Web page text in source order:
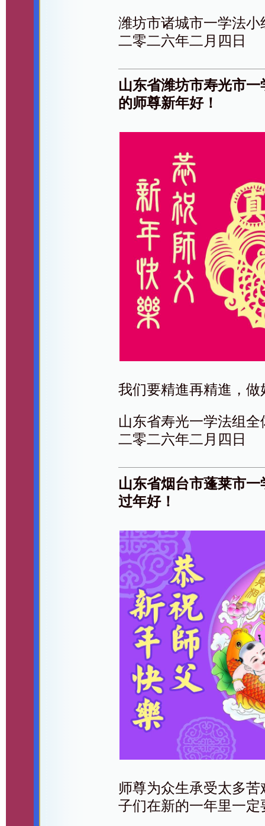
潍坊市诸城市一学法
二零二六年二月四日
山东省潍坊市寿光市
的师尊新年好！
我们要精進再精進，
山东省寿光一学法组
二零二六年二月四日
山东省烟台市蓬莱市
过年好！
师尊为众生承受太多
子们在新的一年里一